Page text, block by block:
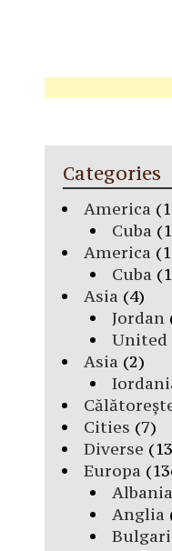
Categories
America
Cuba
America
Cuba
Asia (4)
Jordan
United
Asia (2)
Cities (7)
Diverse
Europa
Albania
Anglia